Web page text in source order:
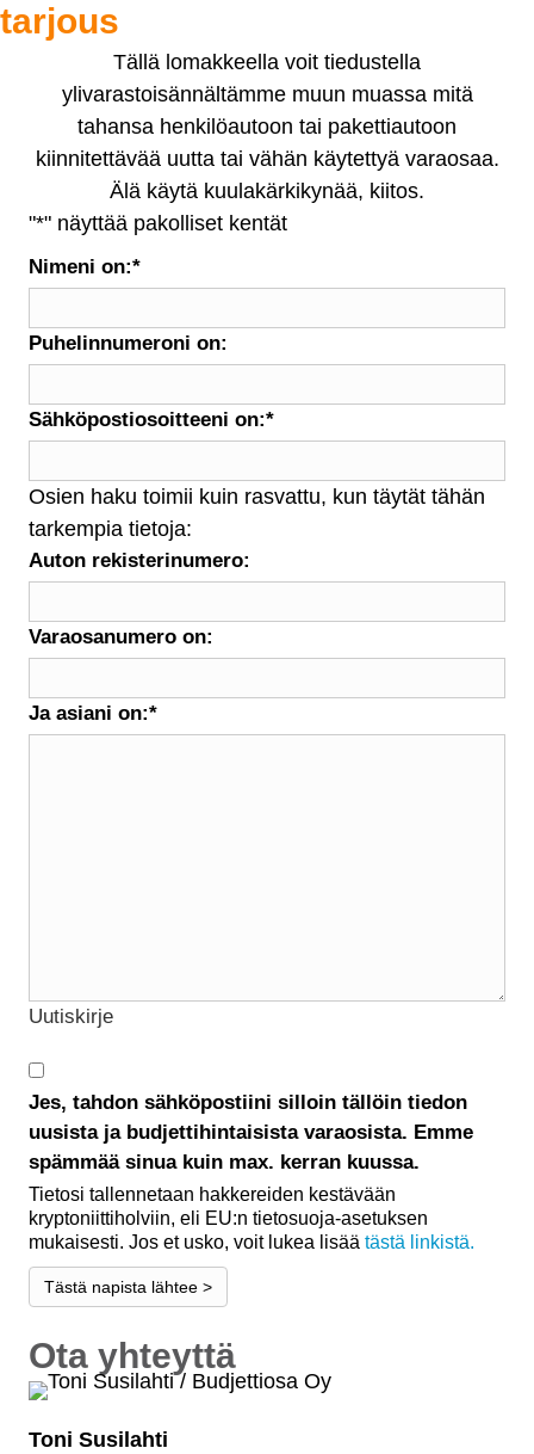
tarjous
Tällä lomakkeella voit tiedustella
ylivarastoisännältämme muun muassa mitä
tahansa henkilöautoon tai pakettiautoon
kiinnitettävää uutta tai vähän käytettyä varaosaa.
Älä käytä kuulakärkikynää, kiitos.
"*" näyttää pakolliset kentät
Nimeni on:*
Puhelinnumeroni on:
Sähköpostiosoitteeni on:*
Osien haku toimii kuin rasvattu, kun täytät tähän
tarkempia tietoja:
Auton rekisterinumero:
Varaosanumero on:
Ja asiani on:*
Uutiskirje
Jes, tahdon sähköpostiini silloin tällöin tiedon
uusista ja budjettihintaisista varaosista. Emme
spämmää sinua kuin max. kerran kuussa.
Tietosi tallennetaan hakkereiden kestävään
kryptoniittiholviin, eli EU:n tietosuoja-asetuksen
mukaisesti. Jos et usko, voit lukea lisää tästä linkistä.
Tästä napista lähtee >
Ota yhteyttä
Toni Susilahti